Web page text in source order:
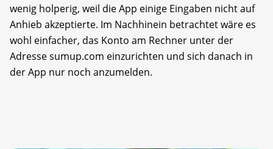
wenig holperig, weil die App einige Eingaben nicht auf
Anhieb akzeptierte. Im Nachhinein betrachtet wäre es
wohl einfacher, das Konto am Rechner unter der
Adresse sumup.com einzurichten und sich danach in
der App nur noch anzumelden.